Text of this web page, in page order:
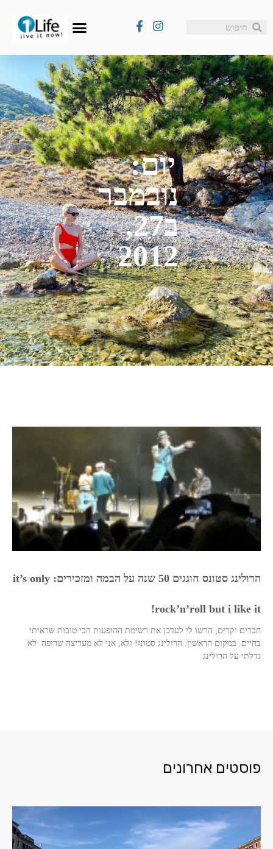
נובמבר ב27, 2012
יום:
נובמבר
ב27,
2012
הרולינג סטונס חוגגים 50 שנה על הבמה ומזכירים: it’s only
rock’n’roll but i like it!
חברים יקרים, הרשו לי לעדכן את רשימת ההופעות הכי טובות שראיתי
בחיים. במקום הראשון: הרולינג סטונז! ולא, אני לא מעריצה שרופה. לא
גדלתי על הרולינג
פוסטים אחרונים